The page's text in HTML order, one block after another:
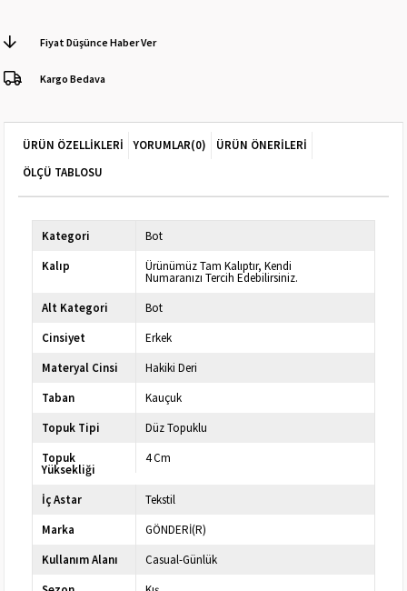
Fiyat Düşünce Haber Ver
Kargo Bedava
ÜRÜN ÖZELLIKLERI YORUMLAR(0)
ÜRÜN ÖNERILERI
ÖLÇÜ TABLOSU
Kategori
Bot
Kalıp
Ürünümüz Tam Kalıptır, Kendi
Numaranızı Tercih Edebilirsiniz.
Alt Kategori
Bot
Cinsiyet
Erkek
Materyal Cinsi
Hakiki Deri
Taban
Kauçuk
Topuk Tipi
Düz Topuklu
Topuk
Yüksekliği
4 Cm
İç Astar
Tekstil
Marka
GÖNDERİ(R)
Kullanım Alanı
Casual-Günlük